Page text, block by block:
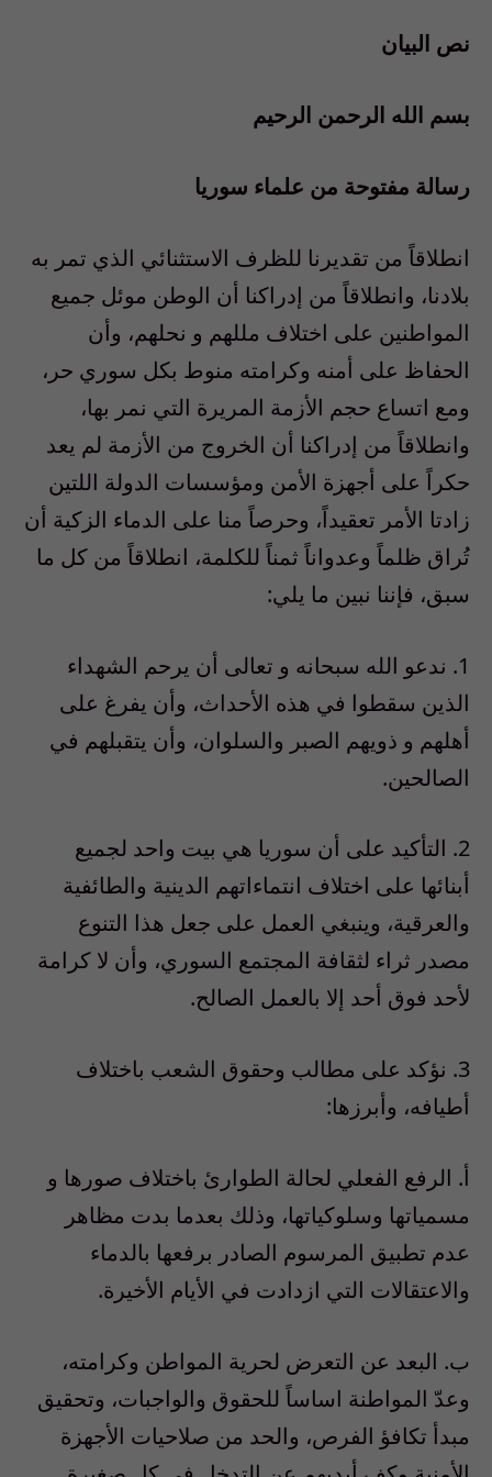
نص البيان
بسم الله الرحمن الرحيم
رسالة مفتوحة من علماء سوريا
انطلاقاً من تقديرنا للظرف الاستثنائي الذي تمر به
بلادنا، وانطلاقاً من إدراكنا أن الوطن موئل جميع
المواطنين على اختلاف مللهم و نحلهم، وأن
الحفاظ على أمنه وكرامته منوط بكل سوري حر،
ومع اتساع حجم الأزمة المريرة التي نمر بها،
وانطلاقاً من إدراكنا أن الخروج من الأزمة لم يعد
حكراً على أجهزة الأمن ومؤسسات الدولة اللتين
زادتا الأمر تعقيداً، وحرصاً منا على الدماء الزكية أن
تُراق ظلماً وعدواناً ثمناً للكلمة، انطلاقاً من كل ما
سبق، فإننا نبين ما يلي:
1. ندعو الله سبحانه و تعالى أن يرحم الشهداء
الذين سقطوا في هذه الأحداث، وأن يفرغ على
أهلهم و ذويهم الصبر والسلوان، وأن يتقبلهم في
الصالحين.
2. التأكيد على أن سوريا هي بيت واحد لجميع
أبنائها على اختلاف انتماءاتهم الدينية والطائفية
والعرقية، وينبغي العمل على جعل هذا التنوع
مصدر ثراء لثقافة المجتمع السوري، وأن لا كرامة
لأحد فوق أحد إلا بالعمل الصالح.
3. نؤكد على مطالب وحقوق الشعب باختلاف
أطيافه، وأبرزها:
أ‌. الرفع الفعلي لحالة الطوارئ باختلاف صورها و
مسمياتها وسلوكياتها، وذلك بعدما بدت مظاهر
عدم تطبيق المرسوم الصادر برفعها بالدماء
والاعتقالات التي ازدادت في الأيام الأخيرة.
ب‌. البعد عن التعرض لحرية المواطن وكرامته،
وعدّ المواطنة اساساً للحقوق والواجبات، وتحقيق
مبدأ تكافؤ الفرص، والحد من صلاحيات الأجهزة